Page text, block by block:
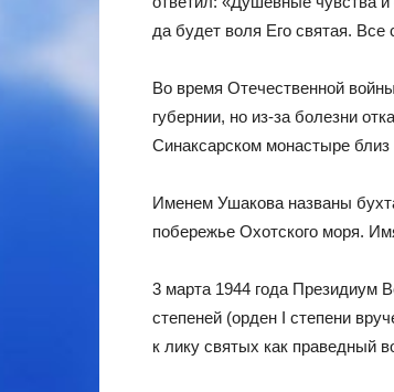
да будет воля Его святая.
Во время Отечественной
губернии, но из-за болезни
Синаксарском монастыре близ
Именем Ушакова названы
побережье Охотского моря.
3 марта 1944 года Президиум
степеней (орден I степени
к лику святых как праведный